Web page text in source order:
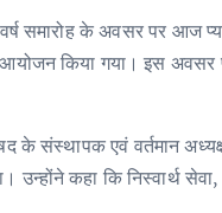
समारोह के अवसर पर आज
आयोजन किया गया। इस
के संस्थापक एवं वर्तमान
उन्होंने कहा कि निस्वार्थ